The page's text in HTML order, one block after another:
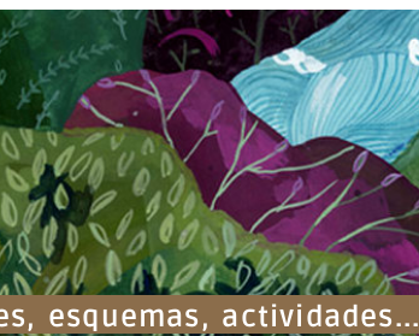
esquemas, actividades...